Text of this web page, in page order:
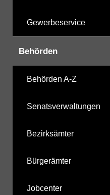
Gewerbeservice
Behörden
Behörden A-Z
Senatsverwaltungen
Bezirksämter
Bürgerämter
Jobcenter